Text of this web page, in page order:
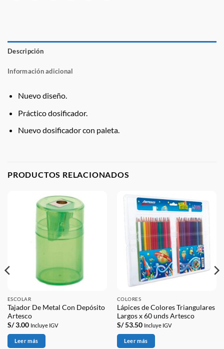
Descripción
Información adicional
Nuevo diseño.
Práctico dosificador.
Nuevo dosificador con paleta.
PRODUCTOS RELACIONADOS
ESCOLAR
Tajador De Metal Con Depósito
Artesco
S/3.00 Incluye IGV
Leer más
COLORES
Lápices de Colores Triangulares
Largos x 60 unds Artesco
S/53.50 Incluye IGV
Leer más